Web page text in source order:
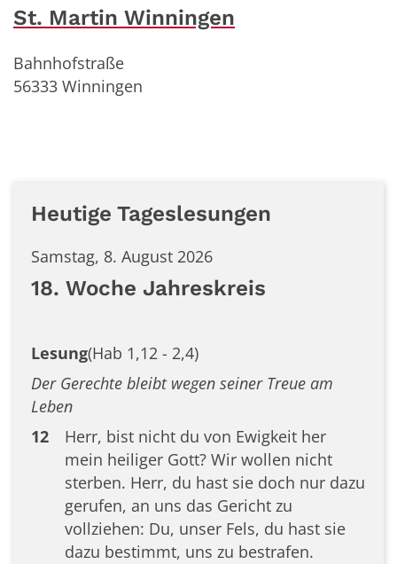
St. Martin Winningen
Bahnhofstraße
56333 Winningen
Heutige Tageslesungen
Samstag, 8. August 2026
18. Woche Jahreskreis
Lesung(Hab 1,12 - 2,4)
Der Gerechte bleibt wegen seiner Treue am
Leben
12
Herr, bist nicht du von Ewigkeit her
mein heiliger Gott? Wir wollen nicht
sterben. Herr, du hast sie doch nur dazu
gerufen, an uns das Gericht zu
vollziehen: Du, unser Fels, du hast sie
dazu bestimmt, uns zu bestrafen.